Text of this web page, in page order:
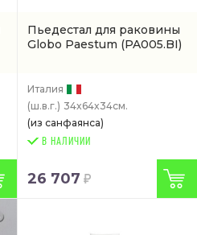
Пьедестал для раковины
Globo Paestum (PA005.BI)
Италия
(ш.в.г.) 34x64x34см.
(из санфаянса)
В НАЛИЧИИ
26 707